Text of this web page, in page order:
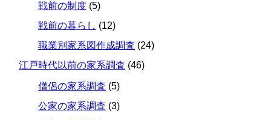
戦前の制度 (5)
戦前の暮らし (12)
職業別家系図作成調査 (24)
江戸時代以前の家系調査 (46)
僧侶の家系調査 (5)
公家の家系調査 (3)